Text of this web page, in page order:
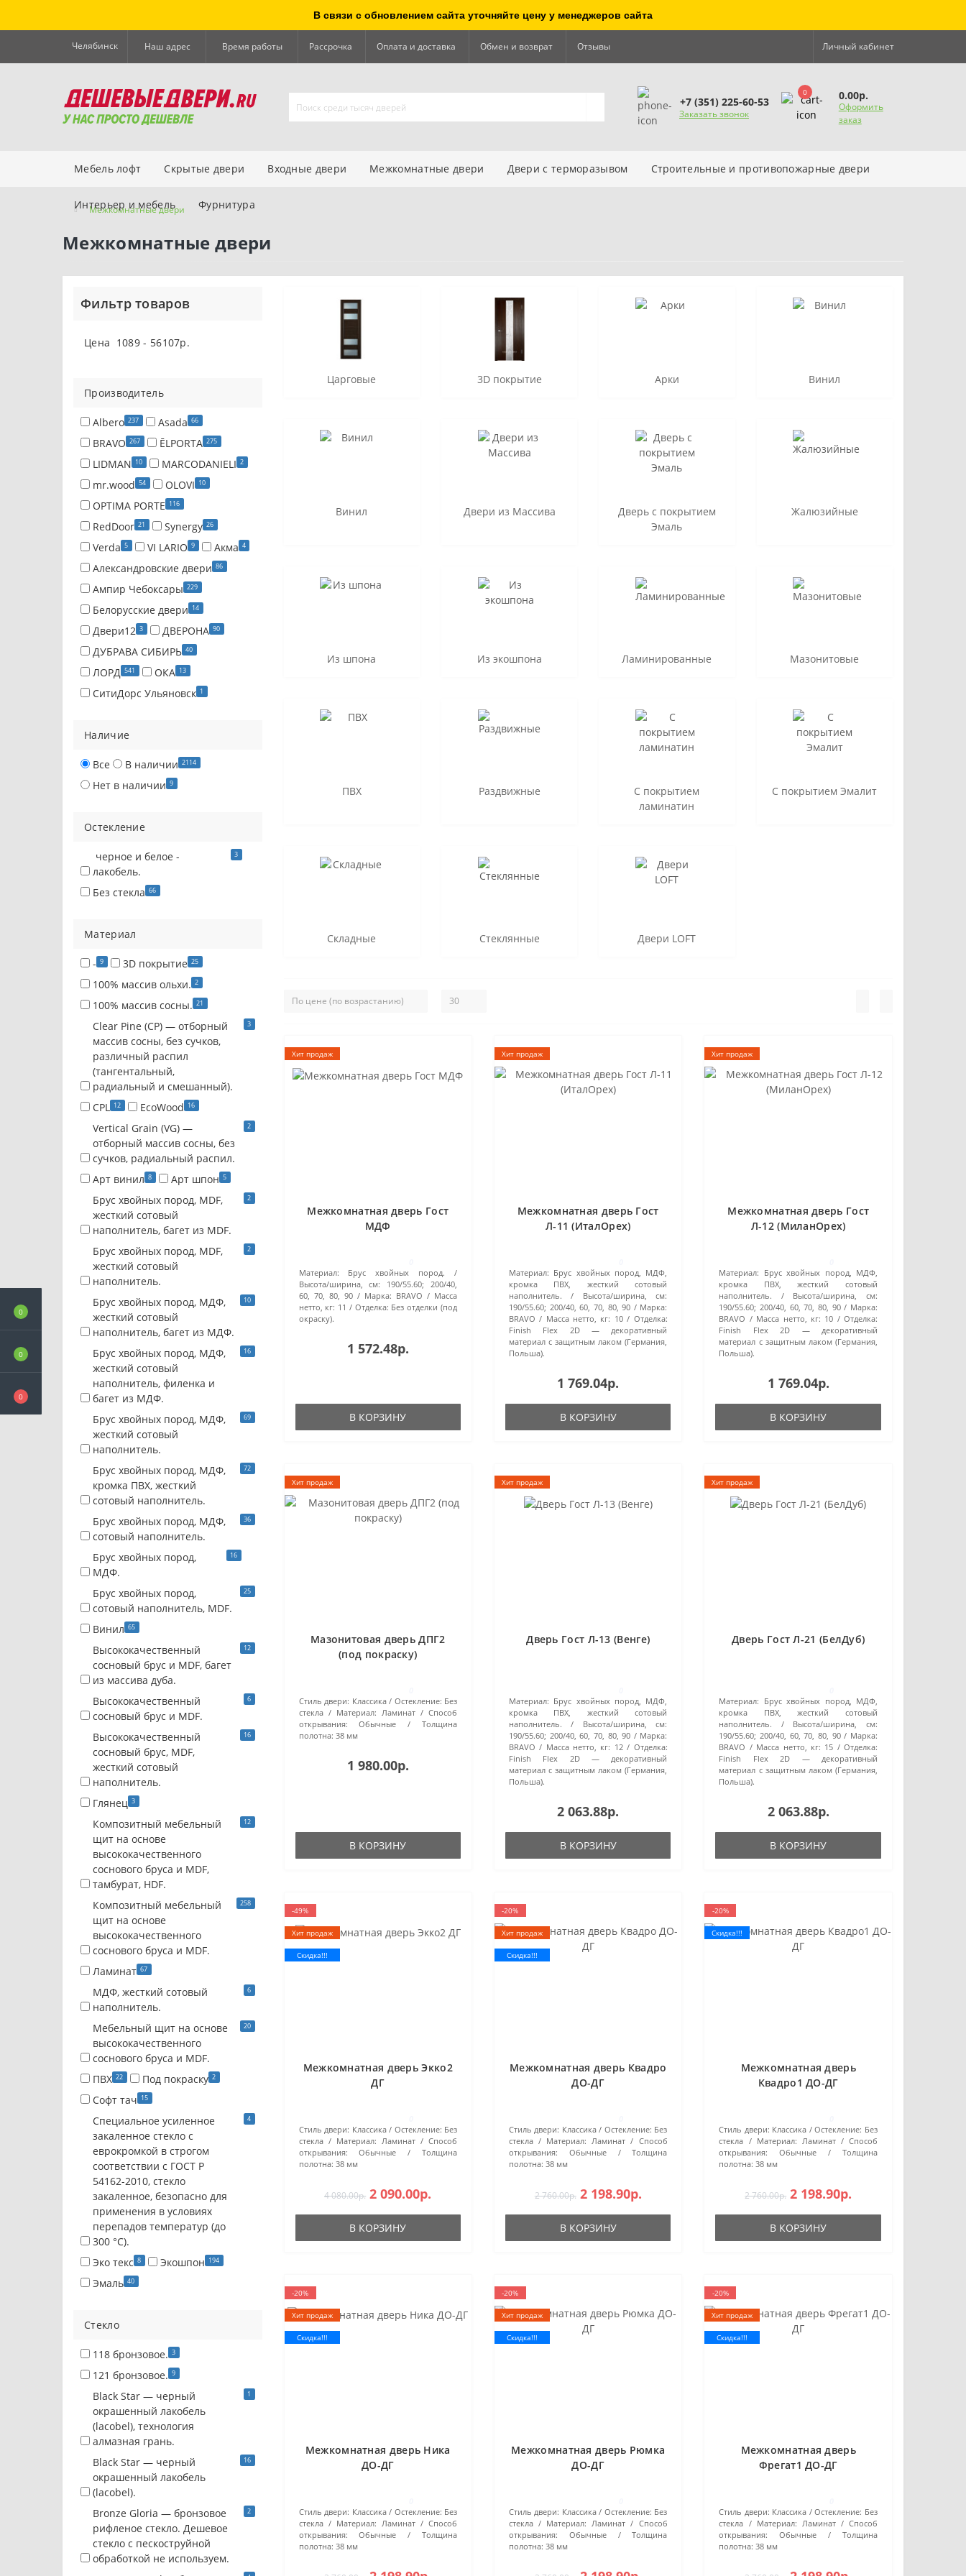
В связи с обновлением сайта уточняйте цену у менеджеров сайта
0
0
0
Челябинск Наш адрес Время работы Рассрочка Оплата и доставка Обмен и возврат Отзывы Личный кабинет
+7 (351) 225-60-53
Заказать звонок
0 0.00р.
Оформить
заказ
Мебель лофт Скрытые двери Входные двери Межкомнатные двери Двери с терморазывом Строительные и противопожарные двери
Интерьер и мебель Фурнитура
Межкомнатные двери
Межкомнатные двери
Фильтр товаров
Цена 1089 - 56107р.
Производитель
Albero 237 Asada 66
BRAVO 267 ĒLPORTA 275
LIDMAN 10 MARCODANIELI 2
mr.wood 54 OLOVI 10
OPTIMA PORTE 116
RedDoor 21 Synergy 26
Verda 5 VI LARIO 9 Акма 4
Александровские двери 86
Ампир Чебоксары 229
Белорусские двери 14
Двери12 3 ДВЕРОНА 90
ДУБРАВА СИБИРЬ 40
ЛОРД 541 ОКА 13
СитиДорс Ульяновск 1
Наличие
Все В наличии 2114
Нет в наличии 9
Остекление
черное и белое -
лакобель.
3
Без стекла 66
Материал
- 9 3D покрытие 25
100% массив ольхи. 2
100% массив сосны. 21
Clear Pine (CP) — отборный
массив сосны, без сучков,
различный распил
(тангентальный,
радиальный и смешанный).
3
CPL 12 EcoWood 16
Vertical Grain (VG) —
отборный массив сосны, без
сучков, радиальный распил.
2
Арт винил 8 Арт шпон 5
Брус хвойных пород, MDF,
жесткий сотовый
наполнитель, багет из MDF.
2
Брус хвойных пород, MDF,
жесткий сотовый
наполнитель.
2
Брус хвойных пород, МДФ,
жесткий сотовый
наполнитель, багет из МДФ.
10
Брус хвойных пород, МДФ,
жесткий сотовый
наполнитель, филенка и
багет из МДФ.
16
Брус хвойных пород, МДФ,
жесткий сотовый
наполнитель.
69
Брус хвойных пород, МДФ,
кромка ПВХ, жесткий
сотовый наполнитель.
72
Брус хвойных пород, МДФ,
сотовый наполнитель.
36
Брус хвойных пород,
МДФ.
16
Брус хвойных пород,
сотовый наполнитель, MDF.
25
Винил 65
Высококачественный
сосновый брус и MDF, багет
из массива дуба.
12
Высококачественный
сосновый брус и MDF.
6
Высококачественный
сосновый брус, MDF,
жесткий сотовый
наполнитель.
16
Глянец 3
Композитный мебельный
щит на основе
высококачественного
соснового бруса и MDF,
тамбурат, HDF.
12
Композитный мебельный
щит на основе
высококачественного
соснового бруса и MDF.
258
Ламинат 67
МДФ, жесткий сотовый
наполнитель.
6
Мебельный щит на основе
высококачественного
соснового бруса и MDF.
20
ПВХ 22 Под покраску 2
Софт тач 15
Специальное усиленное
закаленное стекло с
еврокромкой в строгом
соответствии с ГОСТ Р
54162-2010, стекло
закаленное, безопасно для
применения в условиях
перепадов температур (до
300 °C).
4
Эко текс 8 Экошпон 194
Эмаль 40
Стекло
118 бронзовое. 3
121 бронзовое. 9
Black Star — черный
окрашенный лакобель
(lacobel), технология
алмазная грань.
1
Black Star — черный
окрашенный лакобель
(lacobel).
16
Bronze Gloria — бронзовое
рифленое стекло. Дешевое
стекло с пескоструйной
обработкой не используем.
2
Царговые 3D покрытие Арки Винил
Винил Двери из Массива
Дверь с покрытием
Эмаль
Жалюзийные
Из шпона Из экошпона Ламинированные Мазонитовые
ПВХ Раздвижные
С покрытием
ламинатин
С покрытием Эмалит
Складные Стеклянные Двери LOFT
Хит продаж
Межкомнатная дверь Гост
МДФ
Материал:
Брус хвойных пород.
Высота/ширина, см:
190/55.60; 200/40,
60, 70, 80, 90
Марка: BRAVO
Масса
нетто, кг: 11 Отделка: Без отделки (под
окраску).
1 572.48р.
В КОРЗИНУ
Хит продаж
Межкомнатная дверь Гост
Л-11 (ИталОрех)
Материал: Брус хвойных пород, МДФ,
кромка ПВХ, жесткий сотовый
наполнитель.
Высота/ширина, см:
190/55.60; 200/40, 60, 70, 80, 90
Марка:
BRAVO
Масса нетто, кг: 10
Отделка:
Finish Flex 2D — декоративный
материал с защитным лаком (Германия,
Польша).
1 769.04р.
В КОРЗИНУ
Хит продаж
Межкомнатная дверь Гост
Л-12 (МиланОрех)
Материал: Брус хвойных пород, МДФ,
кромка ПВХ, жесткий сотовый
наполнитель.
Высота/ширина, см:
190/55.60; 200/40, 60, 70, 80, 90
Марка:
BRAVO
Масса нетто, кг: 10
Отделка:
Finish Flex 2D — декоративный
материал с защитным лаком (Германия,
Польша).
1 769.04р.
В КОРЗИНУ
Хит продаж
Мазонитовая дверь ДПГ2
(под покраску)
Стиль двери: Классика Остекление: Без
стекла
Материал: Ламинат
Способ
открывания:
Обычные
Толщина
полотна: 38 мм
1 980.00р.
В КОРЗИНУ
Хит продаж
Дверь Гост Л-13 (Венге)
Материал: Брус хвойных пород, МДФ,
кромка ПВХ, жесткий сотовый
наполнитель.
Высота/ширина, см:
190/55.60; 200/40, 60, 70, 80, 90
Марка:
BRAVO
Масса нетто, кг: 12
Отделка:
Finish Flex 2D — декоративный
материал с защитным лаком (Германия,
Польша).
2 063.88р.
В КОРЗИНУ
Хит продаж
Дверь Гост Л-21 (БелДуб)
Материал: Брус хвойных пород, МДФ,
кромка ПВХ, жесткий сотовый
наполнитель.
Высота/ширина, см:
190/55.60; 200/40, 60, 70, 80, 90
Марка:
BRAVO
Масса нетто, кг: 15
Отделка:
Finish Flex 2D — декоративный
материал с защитным лаком (Германия,
Польша).
2 063.88р.
В КОРЗИНУ
-49%
Хит продаж
Скидка!!!
Межкомнатная дверь Экко2
ДГ
Стиль двери: Классика Остекление: Без
стекла
Материал: Ламинат
Способ
открывания:
Обычные
Толщина
полотна: 38 мм
4 080.00р. 2 090.00р.
В КОРЗИНУ
-20%
Хит продаж
Скидка!!!
Межкомнатная дверь Квадро
ДО-ДГ
Стиль двери: Классика Остекление: Без
стекла
Материал: Ламинат
Способ
открывания:
Обычные
Толщина
полотна: 38 мм
2 760.00р. 2 198.90р.
В КОРЗИНУ
-20%
Скидка!!!
Межкомнатная дверь
Квадро1 ДО-ДГ
Стиль двери: Классика Остекление: Без
стекла
Материал: Ламинат
Способ
открывания:
Обычные
Толщина
полотна: 38 мм
2 760.00р. 2 198.90р.
В КОРЗИНУ
-20%
Хит продаж
Скидка!!!
Межкомнатная дверь Ника
ДО-ДГ
Стиль двери: Классика Остекление: Без
стекла
Материал: Ламинат
Способ
открывания:
Обычные
Толщина
полотна: 38 мм
-20%
Хит продаж
Скидка!!!
Межкомнатная дверь Рюмка
ДО-ДГ
Стиль двери: Классика Остекление: Без
стекла
Материал: Ламинат
Способ
открывания:
Обычные
Толщина
полотна: 38 мм
-20%
Хит продаж
Скидка!!!
Межкомнатная дверь
Фрегат1 ДО-ДГ
Стиль двери: Классика Остекление: Без
стекла
Материал: Ламинат
Способ
открывания:
Обычные
Толщина
полотна: 38 мм